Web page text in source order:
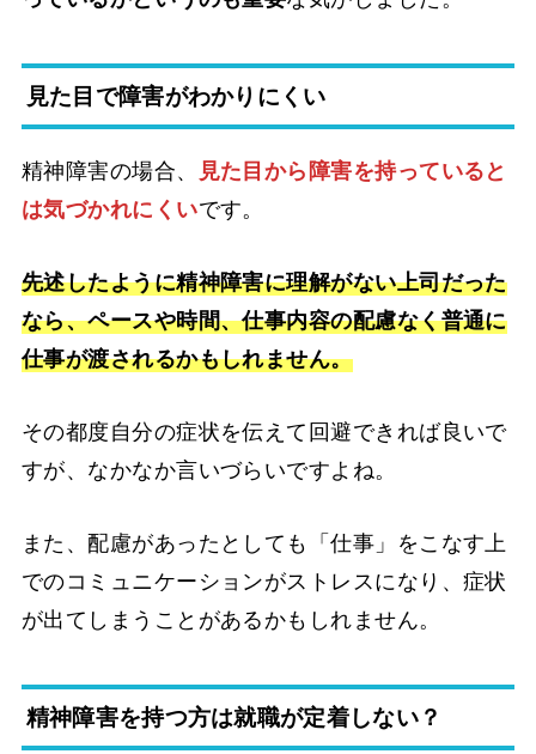
見た目で障害がわかりにくい
精神障害の場合、
見た目から障害を持っていると
は気づかれにくいです。
先述したように精神障害に理解がない上司だった
なら、ペースや時間、仕事内容の配慮なく普通に
仕事が渡されるかもしれません。
その都度自分の症状を伝えて回避できれば良いで
すが、なかなか言いづらいですよね。
また、配慮があったとしても「仕事」をこなす上
でのコミュニケーションがストレスになり、症状
が出てしまうことがあるかもしれません。
精神障害を持つ方は就職が定着しない？